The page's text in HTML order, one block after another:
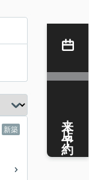
新築 来店予約